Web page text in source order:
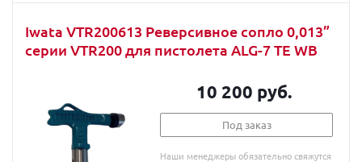
Iwata VTR200613 Реверсивное сопло 0,013”
серии VTR200 для пистолета ALG-7 TE WB
10 200 руб.
Под заказ
Наши менеджеры обязательно свяжутся